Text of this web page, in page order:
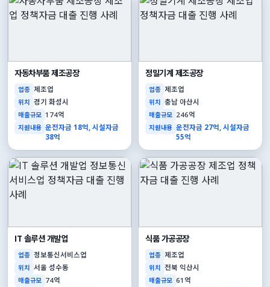
자동차부품 제조공장
업종 제조업
위치 경기 화성시
매출규모 174억
지원내용 운전자금 18억, 시설자금
38억
정밀기계 제조공장
업종 제조업
위치 충남 아산시
매출규모 246억
지원내용 운전자금 27억, 시설자금
55억
IT 솔루션 개발업
업종 정보통신서비스업
위치 서울 성수동
매출규모 74억
식품 가공공장
업종 제조업
위치 전북 익산시
매출규모 61억